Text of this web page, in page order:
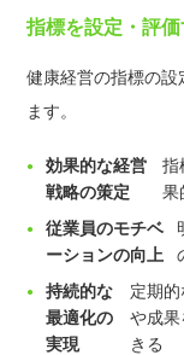
指標を設定・評
健康経営の指標の
ます。
効果的な経営
戦略の策定
指
果
従業員のモチベ
ーションの向上
持続的な
最適化の
実現
定期
や成
きる